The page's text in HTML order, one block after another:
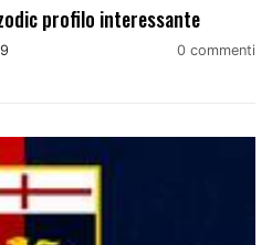
profilo interessante
0 commenti